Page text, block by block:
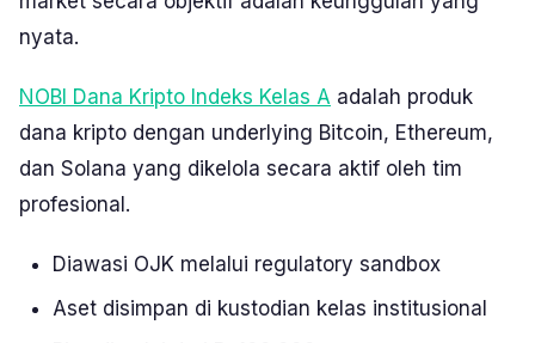
nyata.
NOBI Dana Kripto Indeks Kelas A adalah produk
dana kripto dengan underlying Bitcoin, Ethereum,
dan Solana yang dikelola secara aktif oleh tim
profesional.
Diawasi OJK melalui regulatory sandbox
Aset disimpan di kustodian kelas institusional